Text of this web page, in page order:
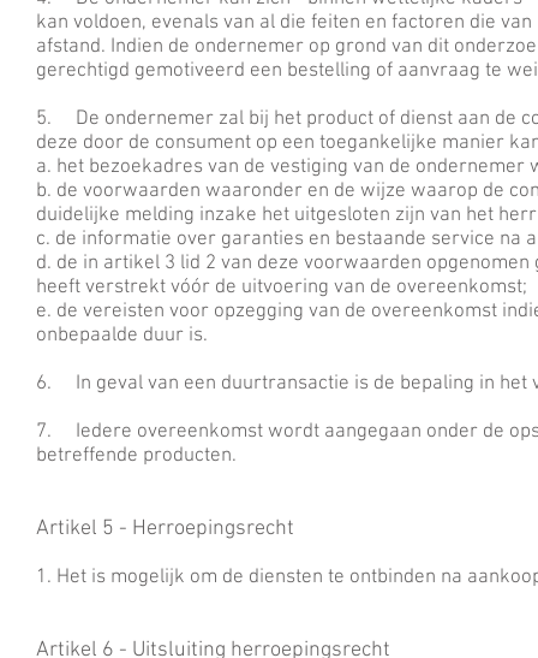
kan voldoen, evenals van al die feiten en factoren die
afstand. Indien de ondernemer op grond van dit
gerechtigd gemotiveerd een bestelling of aanvraag te
5. De ondernemer zal bij het product of dienst aan de
deze door de consument op een toegankelijke manier
a. het bezoekadres van de vestiging van de
b. de voorwaarden waaronder en de wijze waarop de
duidelijke melding inzake het uitgesloten zijn van het
c. de informatie over garanties en bestaande service na
d. de in artikel 3 lid 2 van deze voorwaarden
heeft verstrekt vóór de uitvoering van de overeenkomst;
e. de vereisten voor opzegging van de overeenkomst
onbepaalde duur is.
6. In geval van een duurtransactie is de bepaling in het
7. Iedere overeenkomst wordt aangegaan onder de
betreffende producten.
Artikel 5 - Herroepingsrecht
1. Het is mogelijk om de diensten te ontbinden na
Artikel 6 - Uitsluiting herroepingsrecht